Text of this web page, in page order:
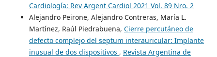
Cardiología: Rev Argent Cardiol 2021 Vol. 89 Nro. 2
Alejandro Peirone, Alejandro Contreras, María L.
Martínez, Raúl Piedrabuena, Cierre percutáneo de
defecto complejo del septum interauricular: Implante
inusual de dos dispositivos , Revista Argentina de